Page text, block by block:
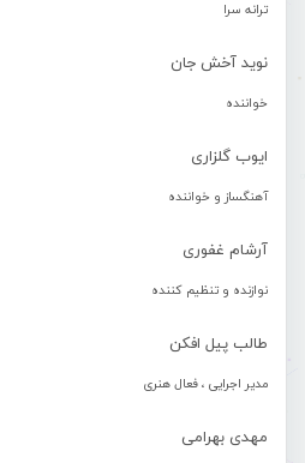
ترانه سرا
نوید آخش جان
خواننده
ایوب گلزاری
آهنگساز و خواننده
آرشام غفوری
نوازنده و تنظیم کننده
طالب پیل افکن
مدیر اجرایی ، فعال هنری
مهدی بهرامی